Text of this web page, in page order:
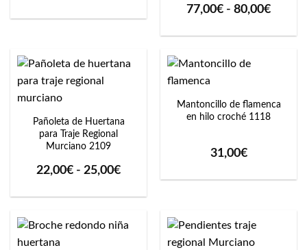
77,00€ - 80,00€Rango
Pañoleta de Huertana
para Traje Regional
Murciano 2109
22,00€ - 25,00€Rango
precios:
22,00€
hasta
Mantoncillo de flamenca
en hilo croché 1118
31,00€